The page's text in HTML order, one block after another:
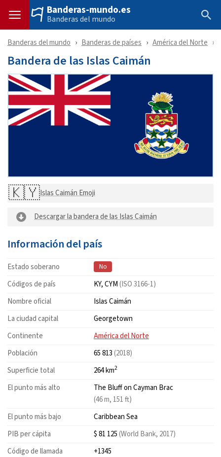
Banderas-mundo.es
Banderas del mundo
Banderas del mundo Banderas de países América del Norte
Bandera de las Islas Caimán
🇰🇾Islas Caimán Emoji
Descargar la bandera de las Islas Caimán
Información del país
Estado soberano No
Códigos de país KY, CYM(ISO 3166-1)
Nombre oficial
Islas Caimán
La ciudad capital
Georgetown
Continente
América del Norte
Población
65 813(2018)
Superficie total
264 km2
El punto más alto
The Bluff on Cayman Brac
(46 m, 151 ft)
El punto más bajo
Caribbean Sea
PIB per cápita
$ 81 125(World Bank, 2017)
Código de llamada
+1345